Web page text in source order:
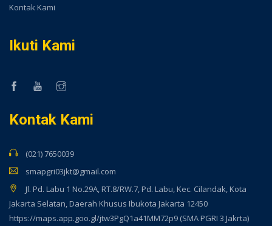
Kontak Kami
Ikuti Kami
Kontak Kami
(021) 7650039
smapgri03jkt@gmail.com
Jl. Pd. Labu 1 No.29A, RT.8/RW.7, Pd. Labu, Kec. Cilandak, Kota
Jakarta Selatan, Daerah Khusus Ibukota Jakarta 12450
https://maps.app.goo.gl/jtw3PgQ1a41MM72p9 (SMA PGRI 3 Jakrta)